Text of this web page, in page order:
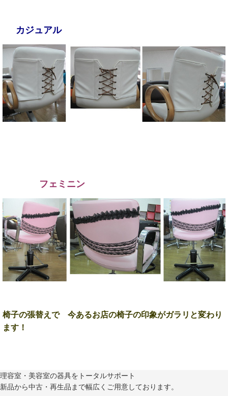
カジュアル
フェミニン
椅子の張替えで 今あるお店の椅子の印象がガラリ と変わり
ます！
理容室・美容室の器具をトータルサポート
新品から中古・再生品まで幅広くご用意しております。